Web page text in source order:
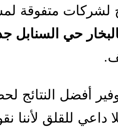
لشركات متفوقة
حي السنابل
أفضل النتائج
داعي للقلق لأننا